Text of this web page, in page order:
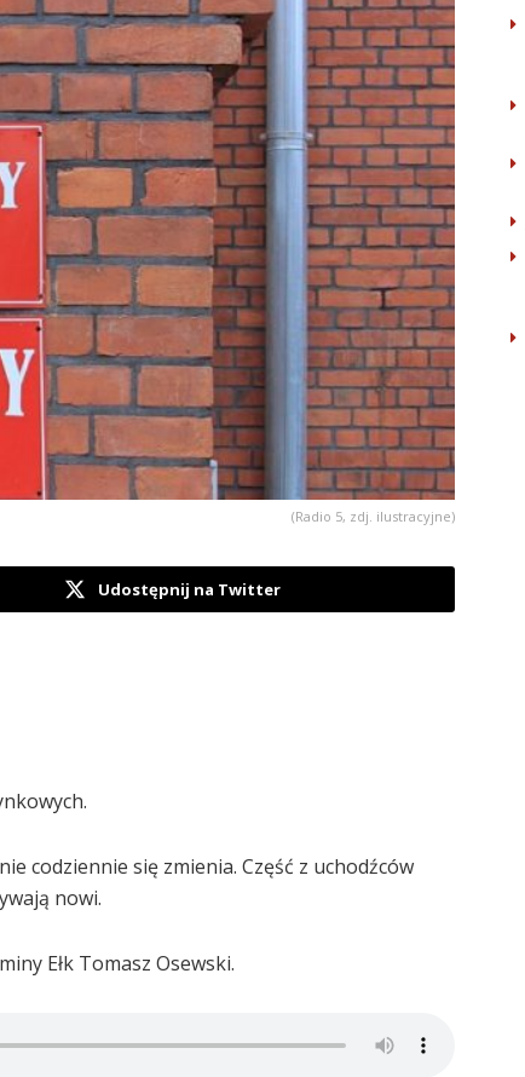
(Radio 5, zdj. ilustracyjne)
Udostępnij na Twitter
codziennie się zmienia. Część z uchodźców
nowi.
Ełk Tomasz Osewski.